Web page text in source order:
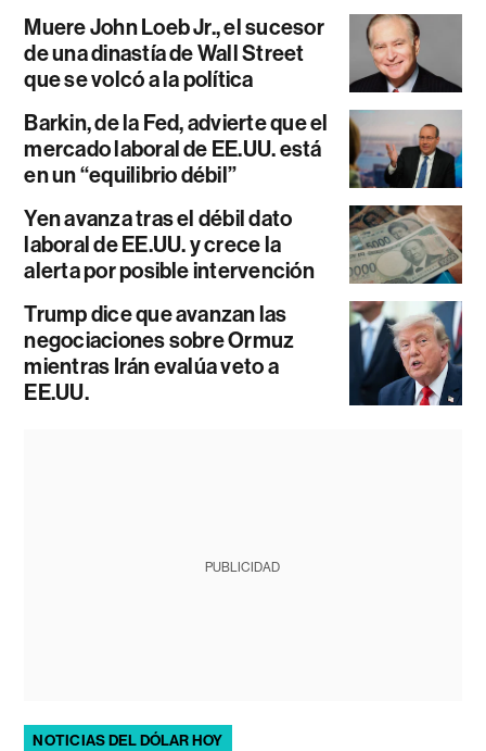
Muere John Loeb Jr., el sucesor
de una dinastía de Wall Street
que se volcó a la política
Barkin, de la Fed, advierte que el
mercado laboral de EE.UU. está
en un “equilibrio débil”
Yen avanza tras el débil dato
laboral de EE.UU. y crece la
alerta por posible intervención
Trump dice que avanzan las
negociaciones sobre Ormuz
mientras Irán evalúa veto a
EE.UU.
PUBLICIDAD
NOTICIAS DEL DÓLAR HOY